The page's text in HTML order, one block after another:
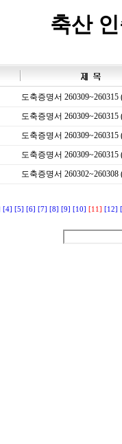
축산
도축증명서 260309~260315
도축증명서 260309~260315
도축증명서 260309~260315
도축증명서 260309~260315
도축증명서 260302~260308
[4] [5] [6] [7] [8] [9] [10] [11] [12]